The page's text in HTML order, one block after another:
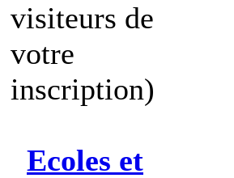
visiteurs de
votre
inscription)
Ecoles et